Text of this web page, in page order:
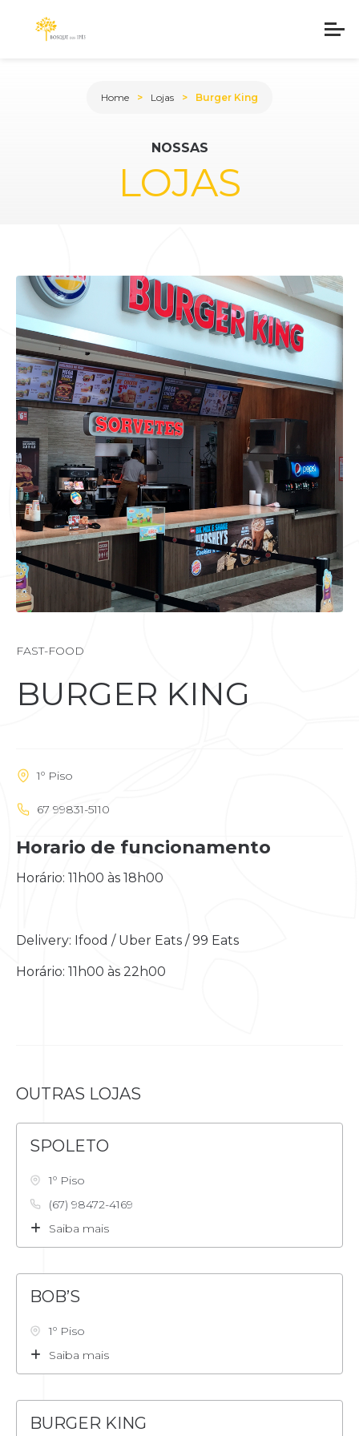
NOSSAS
LOJAS
Home Lojas Burger King
FAST-FOOD
BURGER KING
1º Piso
67 99831-5110
Horario de funcionamento
Horário: 11h00 às 18h00
Delivery: Ifood / Uber Eats / 99 Eats
Horário: 11h00 às 22h00
OUTRAS LOJAS
SPOLETO
1º Piso
(67) 98472-4169
Saiba mais
BOB’S
1º Piso
Saiba mais
BURGER KING